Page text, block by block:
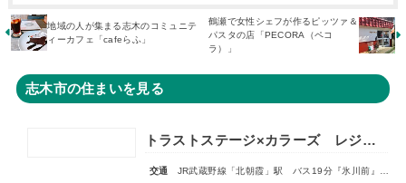
地域の人が集まる志木のコミュニテ
ィーカフェ「cafeらふ」
鶴瀬で女性シェフが作るピッツァ＆
パスタの店「PECORA（ペコ
ラ）」
志木市の住まいを見る
トラストステージ×カラーズ レジデンス志木市中宗岡2丁目14期 全3棟◆販売開始◆
交通
JR武蔵野線「北朝霞」駅 バス19分『氷川前』停歩4分